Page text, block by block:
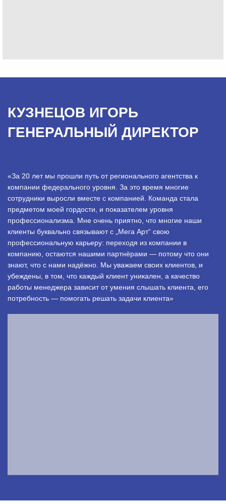
КУЗНЕЦОВ ИГОРЬ
ГЕНЕРАЛЬНЫЙ ДИРЕКТОР
«За 20 лет мы прошли путь от регионального агентства к
компании федерального уровня. За это время многие
сотрудники выросли вместе с компанией. Команда стала
предметом моей гордости, и показателем уровня
профессионализма. Мне очень приятно, что многие наши
клиенты буквально связывают с „Мега Арт“ свою
профессиональную карьеру: переходя из компании в
компанию, остаются нашими партнёрами — потому что они
знают, что с нами надёжно. Мы уважаем своих клиентов, и
убеждены, в том, что каждый клиент уникален, а качество
работы менеджера зависит от умения слышать клиента, его
потребность — помогать решать задачи клиента».